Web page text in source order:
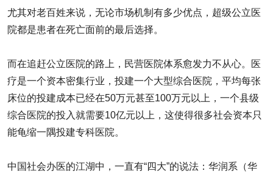
尤其对老百姓来说，无论市场机制有多少优点，超级公立医
院都是患者在死亡面前的最后选择。
而在追赶公立医院的路上，民营医院体系愈发力不从心。医
疗是一个资本密集行业，投建一个大型综合医院，平均每张
床位的投建成本已经在50万元甚至100万元以上，一个县级
综合医院的投入就需要10亿元以上，这使得很多社会资本只
能龟缩一隅投建专科医院。
中国社会办医的江湖中，一直有“四大”的说法：华润系（华